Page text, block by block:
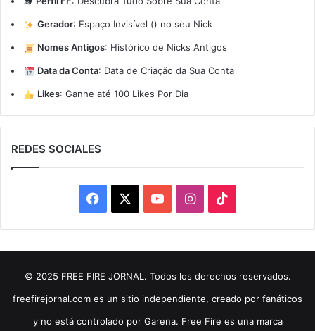
Gerador: Espaço Invisível (ㅤ) no seu Nick
Nomes Antigos: Histórico de Nicks Antigos
Data da Conta: Data de Criação da Sua Conta
Likes: Ganhe até 100 Likes Por Dia
REDES SOCIALES
Facebook YouTubeInstagram
© 2025 FREE FIRE JORNAL. Todos los derechos reservados.
freefirejornal.com es un sitio independiente, creado por fanáticos
y no está controlado por Garena. Free Fire es una marca